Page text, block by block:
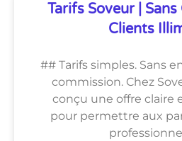
Tarifs Soveur | Sans
Clients
## Tarifs simples. Sans
commission. Chez
conçu une offre claire
pour permettre aux